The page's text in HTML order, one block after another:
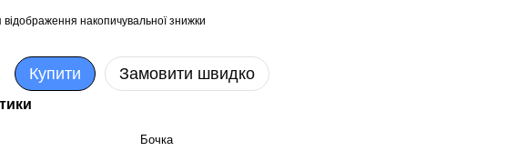
відображення накопичувальної знижки
Купити Замовити швидко
Бочка